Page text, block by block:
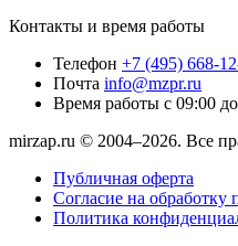
Контакты и время работы
Телефон +7 (495) 668-
Почта info@mzpr.ru
Время работы с 09:00
mirzap.ru © 2004–2026. Все
Публичная оферта
Согласие на
Политика